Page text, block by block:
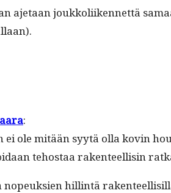
aje­taan joukkoli­iken­net­tä
:
ei ole mitään syytä olla kovin
tehostaa rak­en­teel­lisin
nopeuk­sien hillintä